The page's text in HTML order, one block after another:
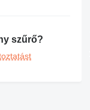
szűrő?